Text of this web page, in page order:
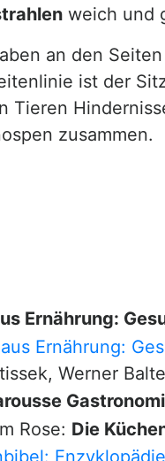
weich und
an den
ist der
Tieren
zusammen.
Ernährung:
Werner
Rose: Die